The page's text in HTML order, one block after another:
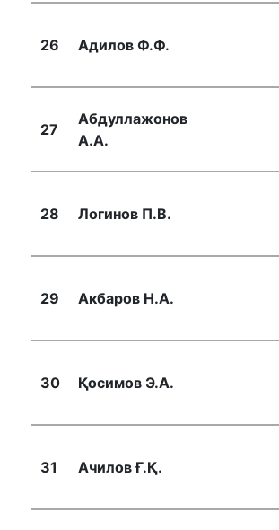
26 Адилов Ф.Ф.
27
Абдуллажонов
А.А.
28 Логинов П.В.
29 Акбаров Н.А.
30 Қосимов Э.А.
31 Ачилов Ғ.Қ.